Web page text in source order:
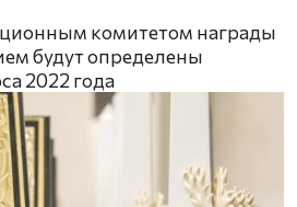
комитетом награды
будут определены
2022 года